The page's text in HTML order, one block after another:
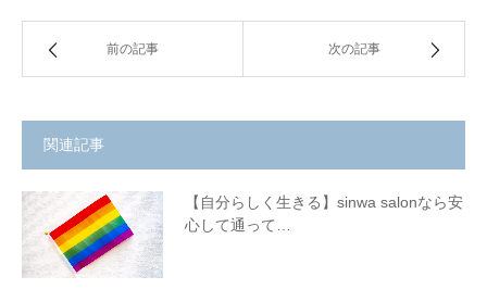
前の記事 次の記事
関連記事
【自分らしく生きる】sinwa salonなら安
心して通って…